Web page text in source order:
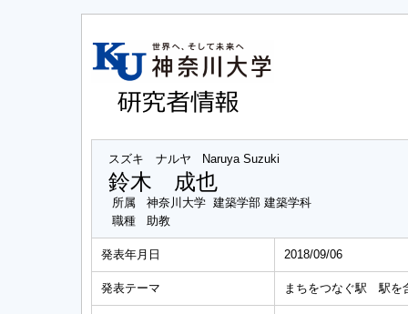
スズキ ナルヤ Naruya Suzuki
鈴木 成也
所属
神奈川大学 建築学部 建築学科
職種
助教
発表年月日 2018/09/06
発表テーマ まちをつなぐ駅 駅を